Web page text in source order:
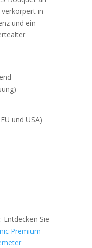
in
und ein
und USA)
Sie
Premium